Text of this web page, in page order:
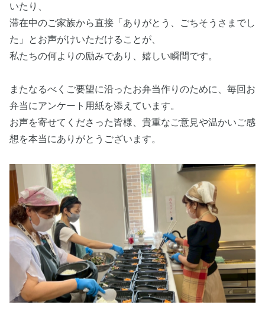
いたり、
滞在中のご家族から直接「ありがとう、ごちそうさまでし
た」とお声がけいただけることが、
私たちの何よりの励みであり、嬉しい瞬間です。
またなるべくご要望に沿ったお弁当作りのために、毎回お
弁当にアンケート用紙を添えています。
お声を寄せてくださった皆様、貴重なご意見や温かいご感
想を本当にありがとうございます。